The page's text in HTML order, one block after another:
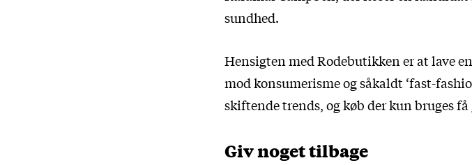
sundhed.
Hensigten med Rodebutikken er at lave
mod konsumerisme og såkaldt ‘fast-
skiftende trends, og køb der kun bruges få
Giv noget tilbage